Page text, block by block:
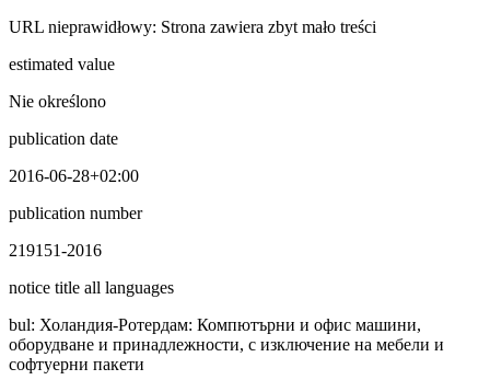
URL nieprawidłowy: Strona zawiera zbyt mało treści
estimated value
Nie określono
publication date
2016-06-28+02:00
publication number
219151-2016
notice title all languages
bul: Холандия-Ротердам: Компютърни и офис машини,
оборудване и принадлежности, с изключение на мебели и
софтуерни пакети